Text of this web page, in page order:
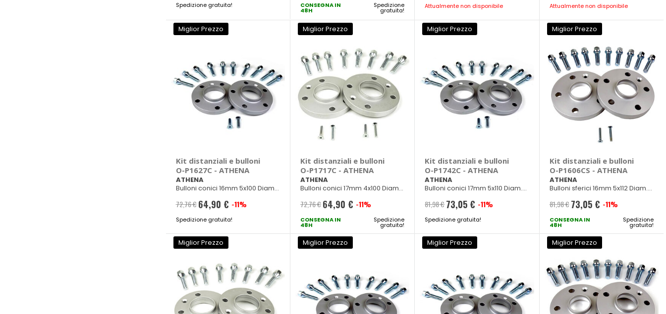
speciale
Spedizione gratuita!
speciale
CONSEGNA IN
48H
Spedizione
gratuita!
speciale
Attualmente non disponibile
speciale
Attualmente non disponibile
Miglior Prezzo
Kit distanziali e bulloni
O-P1627C - ATHENA
ATHENA
Bulloni conici 16mm 5x100 Diam.
72,76 € Prezzo
speciale
64,90 € -11%
Spedizione gratuita!
Miglior Prezzo
Kit distanziali e bulloni
O-P1717C - ATHENA
ATHENA
Bulloni conici 17mm 4x100 Diam.
72,76 € Prezzo
speciale
64,90 € -11%
CONSEGNA IN
48H
Spedizione
gratuita!
Miglior Prezzo
Kit distanziali e bulloni
O-P1742C - ATHENA
ATHENA
Bulloni conici 17mm 5x110 Diam.
81,98 € Prezzo
speciale
73,05 € -11%
Spedizione gratuita!
Miglior Prezzo
Kit distanziali e bulloni
O-P1606CS - ATHENA
ATHENA
Bulloni sferici 16mm 5x112 Diam.
81,98 € Prezzo
speciale
73,05 € -11%
CONSEGNA IN
48H
Spedizione
gratuita!
Miglior Prezzo Miglior Prezzo Miglior Prezzo Miglior Prezzo